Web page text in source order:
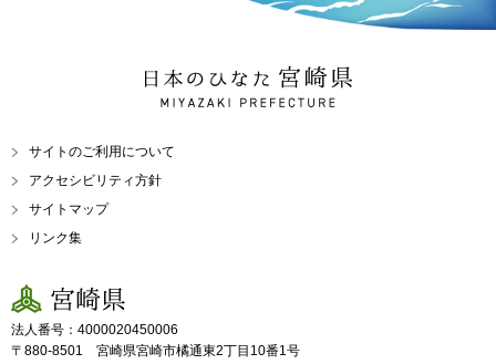
日本のひなた 宮崎県
MIYAZAKI PREFECTURE
サイトのご利用について
アクセシビリティ方針
サイトマップ
リンク集
宮崎県
法人番号：4000020450006
〒880-8501 宮崎県宮崎市橘通東2丁目10番1号